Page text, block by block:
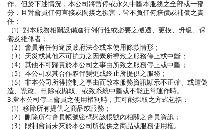
作。但於下述情況，本公司將暫停或永久中斷本服務之全部或一部
分，且對會員任何直接或間接之損害，皆不負任何賠償或補償之責
任：
（1）對本服務相關設備進行例行性或必要之搬遷、更換、升級、保
養及維修者；
（2）會員有任何違反政府法令或本使用條款情形；
（3）天災或其他不可抗力之因素所導致之服務停止或中斷；
（4）其他不可歸責於本公司之事由所致之服務停止或中斷；
（5）本公司或其合作夥伴變更或終止所提供之服務；
（6）非本公司所得控制之事由而致本服務資訊顯示不正確、或遭偽
造、竄改、刪除或擷取、或致系統中斷或不能正常運作時。
3.當本公司停止會員之使用權利時，其可能採取之方式包括：
（1）移除所有提供之商品或服務；
（2）刪除所有會員帳號密碼與該帳號內相關之會員資訊；
（3）限制會員未來於本公司所提供之商品或服務使用權。